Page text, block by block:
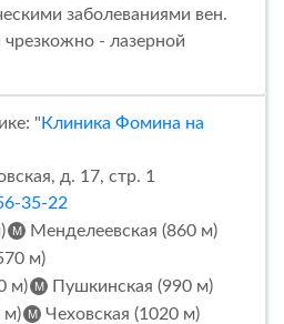
заболеваниями вен.
- лазерной
" Клиника Фомина на
д. 17, стр. 1
35-22
Менделеевская (860 м)
м)
м)
Пушкинская (990 м)
м)
Чеховская (1020 м)